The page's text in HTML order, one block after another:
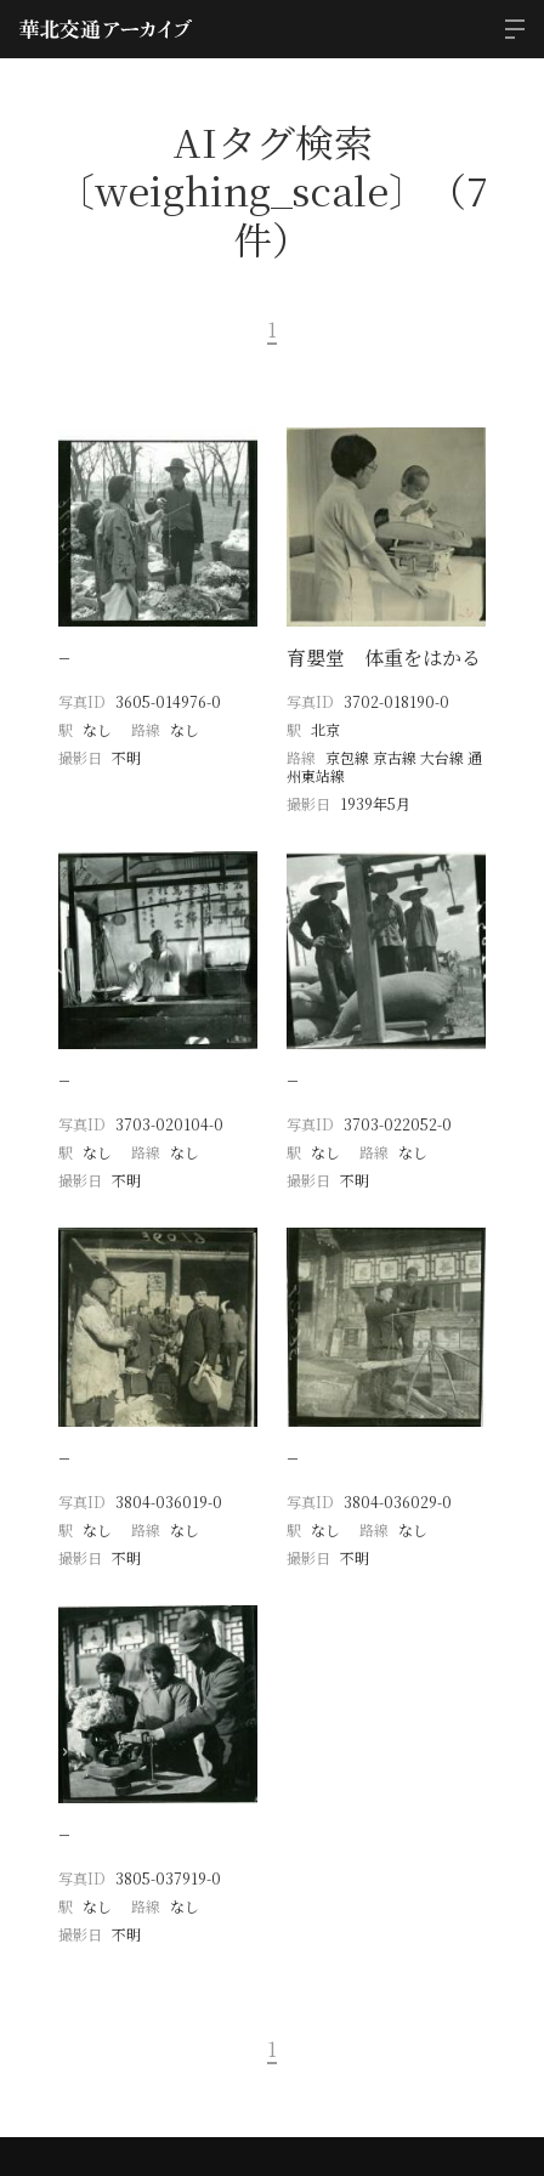
AIタグ検索
〔weighing_scale〕（7
件）
1
−
写真ID 3605-014976-0
駅 なし 路線 なし
撮影日
不明
育嬰堂 体重をはかる
写真ID 3702-018190-0
駅 北京
路線 京包線 京古線 大台線 通
州東站線
撮影日
1939年5月
−
写真ID 3703-020104-0
駅 なし 路線 なし
撮影日
不明
−
写真ID 3703-022052-0
駅 なし 路線 なし
撮影日 不明
−
写真ID 3804-036019-0
駅 なし 路線 なし
撮影日
不明
−
写真ID 3804-036029-0
駅 なし 路線 なし
撮影日 不明
−
写真ID 3805-037919-0
駅 なし 路線 なし
撮影日
不明
1